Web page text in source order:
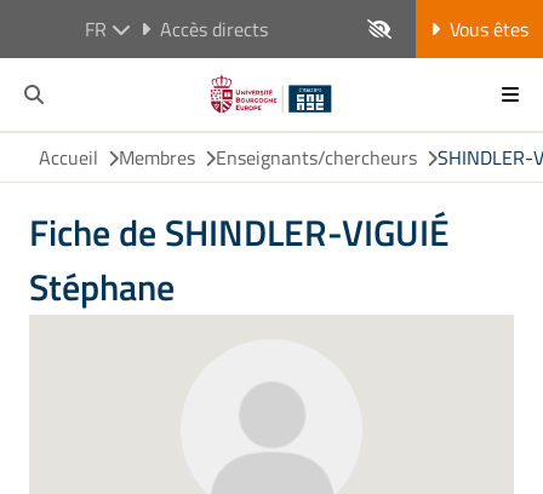
FR Accès directs Vous êtes
Accueil Membres Enseignants/chercheurs SHINDLER-
Fiche de SHINDLER-VIGUIÉ
Stéphane